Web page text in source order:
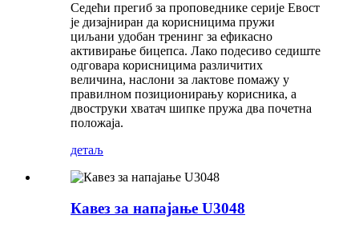
Седећи прегиб за проповеднике серије Евост
је дизајниран да корисницима пружи
циљани удобан тренинг за ефикасно
активирање бицепса. Лако подесиво седиште
одговара корисницима различитих
величина, наслони за лактове помажу у
правилном позиционирању корисника, а
двоструки хватач шипке пружа два почетна
положаја.
детаљ
Кавез за напајање U3048